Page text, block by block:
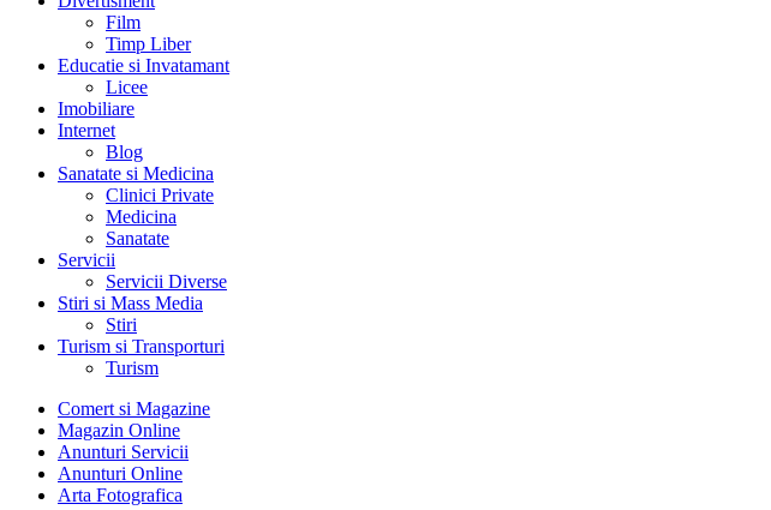
Film
Timp Liber
Educatie si Invatamant
Licee
Imobiliare
Internet
Blog
Sanatate si Medicina
Clinici Private
Medicina
Sanatate
Servicii
Servicii Diverse
Stiri si Mass Media
Stiri
Turism si Transporturi
Turism
Comert si Magazine
Magazin Online
Anunturi Servicii
Anunturi Online
Arta Fotografica